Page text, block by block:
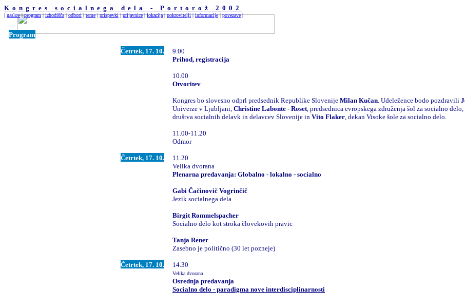
Kongres socialnega dela - Portorož 2002
| naslov|program|izhodišča|odbori|teme|prispevki|prijavnice|lokacija|pokrovitelji|informacije|povezave|
Program
Četrtek, 17. 10.
9.00
Prihod, registracija
10.00
Otvoritev
Kongres bo slovesno odprl predsednik Republike Slovenije Milan Kučan. Udeležence bodo pozdravili
Univerze v Ljubljani, Christine Labonte - Roset, predsednica evropskega združenja šol za socialno delo,
društva socialnih delavk in delavcev Slovenije in Vito Flaker, dekan Visoke šole za socialno delo.
11.00-11.20
Odmor
Četrtek, 17. 10.
11.20
Velika dvorana
Plenarna predavanja: Globalno - lokalno - socialno
Gabi Čačinovič Vogrinčič
Jezik socialnega dela
Birgit Rommelspacher
Socialno delo kot stroka človekovih pravic
Tanja Rener
Zasebno je politično (30 let pozneje)
Četrtek, 17. 10. 14.30
Velika dvorana
Osrednja predavanja
Socialno delo - paradigma nove interdisciplinarnosti